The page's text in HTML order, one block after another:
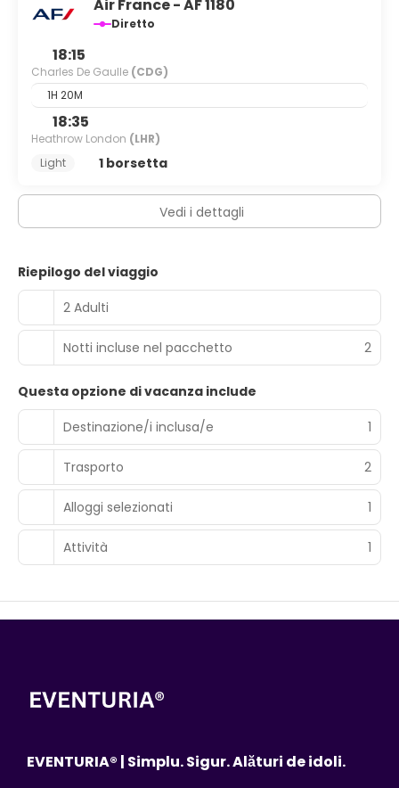
Air France - AF 1180
Diretto
18:15
Charles De Gaulle (CDG)
1H 20M
18:35
Heathrow London (LHR)
Light
1 borsetta
Vedi i dettagli
Riepilogo del viaggio
2 Adulti
Notti incluse nel pacchetto 2
Questa opzione di vacanza include
Destinazione/i inclusa/e
1
Trasporto 2
Alloggi selezionati 1
Attività 1
EVENTURIA® | Simplu. Sigur. Alături de idoli.